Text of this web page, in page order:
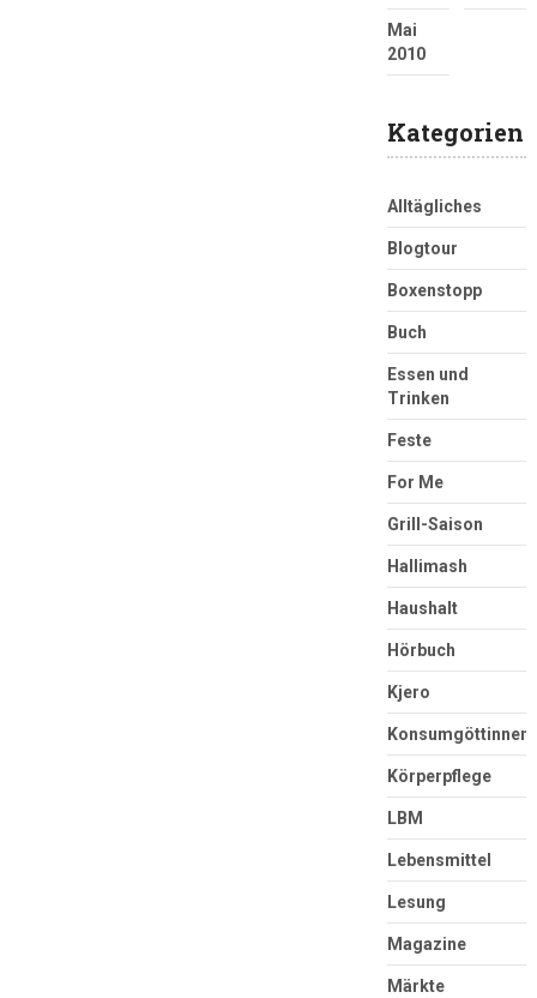
Mai
2010
Kategorien
Alltägliches
Blogtour
Boxenstopp
Buch
Essen und
Trinken
Feste
For Me
Grill-Saison
Hallimash
Haushalt
Hörbuch
Kjero
Konsumgöttinnen
Körperpflege
LBM
Lebensmittel
Lesung
Magazine
Märkte